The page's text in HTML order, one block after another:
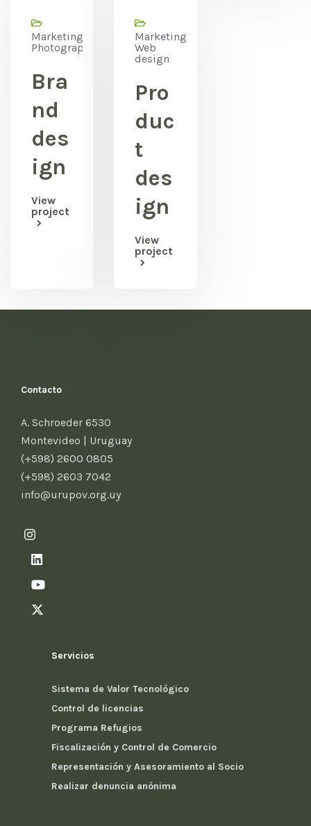
Marketing,
Photography
Bra
nd
des
ign
View
project
Marketing,
Web
design
Pro
duc
t
des
ign
View
project
Contacto
A. Schroeder 6530
Montevideo | Uruguay
(+598) 2600 0805
(+598) 2603 7042
info@urupov.org.uy
Servicios
Sistema de Valor Tecnológico
Control de licencias
Programa Refugios
Fiscalización y Control de Comercio
Representación y Asesoramiento al Socio
Realizar denuncia anónima